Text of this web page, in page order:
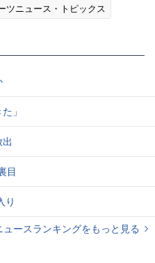
ツニュース・トピックス
」
目
り
ュースランキングをもっと見る